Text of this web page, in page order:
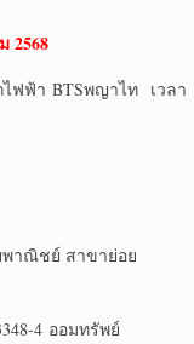
2568
ฟฟ้า BTSพญาไท เวลา
าณิชย์ สาขาย่อย
4 ออมทรัพย์